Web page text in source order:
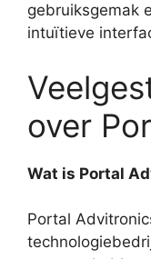
gebruiksgemak
intuïtieve
over
Wat is Portal
Portal